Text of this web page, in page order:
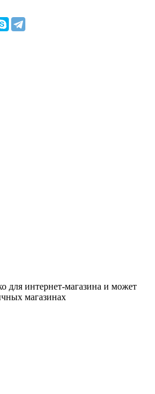
для интернет-магазина и может
магазинах